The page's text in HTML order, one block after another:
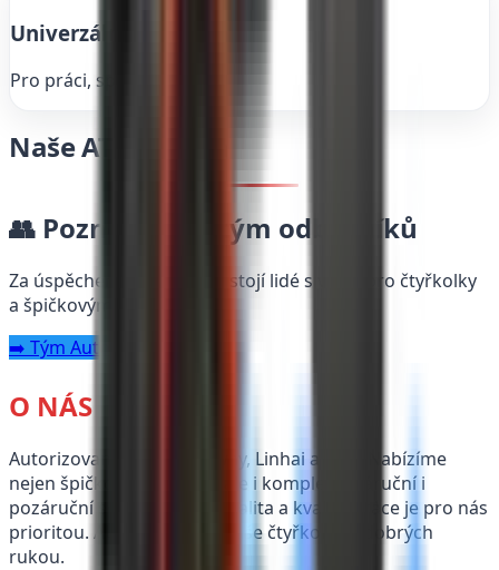
Univerzální využití
Pro práci, sport i rekreaci
NašeATV
👥 Poznejte náš tým odborníků
Za úspěchem Auto Špička stojí lidé s vášní pro čtyřkolky
a špičkovým servisem.
➡️ Tým Auto Špička
O NÁS
Autorizovaný dealer Segway, Linhai a TGB. Nabízíme
nejen špičkové produkty, ale i komplexní záruční i
pozáruční servis. Profesionalita a kvalita práce je pro nás
prioritou. AUTO ŠPIČKA – vaše čtyřkolka v dobrých
rukou.